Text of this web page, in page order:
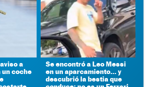
a
coche
Se encontró a Leo Messi
en un aparcamiento... y
descubrió la bestia que